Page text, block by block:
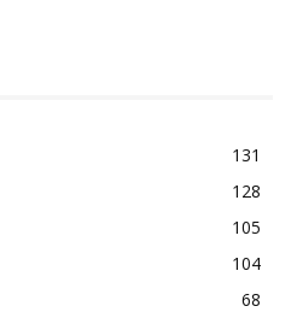
131
128
105
104
68